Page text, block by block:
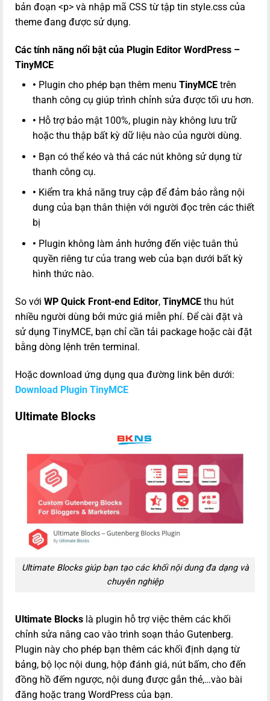
bản đoạn <p> và nhập mã CSS từ tập tin style.css của
theme đang được sử dụng.
Các tính năng nổi bật của Plugin Editor WordPress –
TinyMCE
• Plugin cho phép bạn thêm menu TinyMCE trên
thanh công cụ giúp trình chỉnh sửa được tối ưu hơn.
• Hỗ trợ bảo mật 100%, plugin này không lưu trữ
hoặc thu thập bất kỳ dữ liệu nào của người dùng.
• Bạn có thể kéo và thả các nút không sử dụng từ
thanh công cụ.
• Kiểm tra khả năng truy cập để đảm bảo rằng nội
dung của bạn thân thiện với người đọc trên các thiết
bị
• Plugin không làm ảnh hưởng đến việc tuân thủ
quyền riêng tư của trang web của bạn dưới bất kỳ
hình thức nào.
So với WP Quick Front-end Editor, TinyMCE thu hút
nhiều người dùng bởi mức giá miễn phí. Để cài đặt và
sử dụng TinyMCE, bạn chỉ cần tải package hoặc cài đặt
bằng dòng lệnh trên terminal.
Hoặc download ứng dụng qua đường link bên dưới:
Download Plugin TinyMCE
Ultimate Blocks
Ultimate Blocks giúp bạn tạo các khối nội dung đa dạng và
chuyên nghiệp
Ultimate Blocks là plugin hỗ trợ việc thêm các khối
chỉnh sửa nâng cao vào trình soạn thảo Gutenberg.
Plugin này cho phép bạn thêm các khối định dạng từ
bảng, bộ lọc nội dung, hộp đánh giá, nút bấm, cho đến
đồng hồ đếm ngược, nội dung được gắn thẻ,…vào bài
đăng hoặc trang WordPress của bạn.